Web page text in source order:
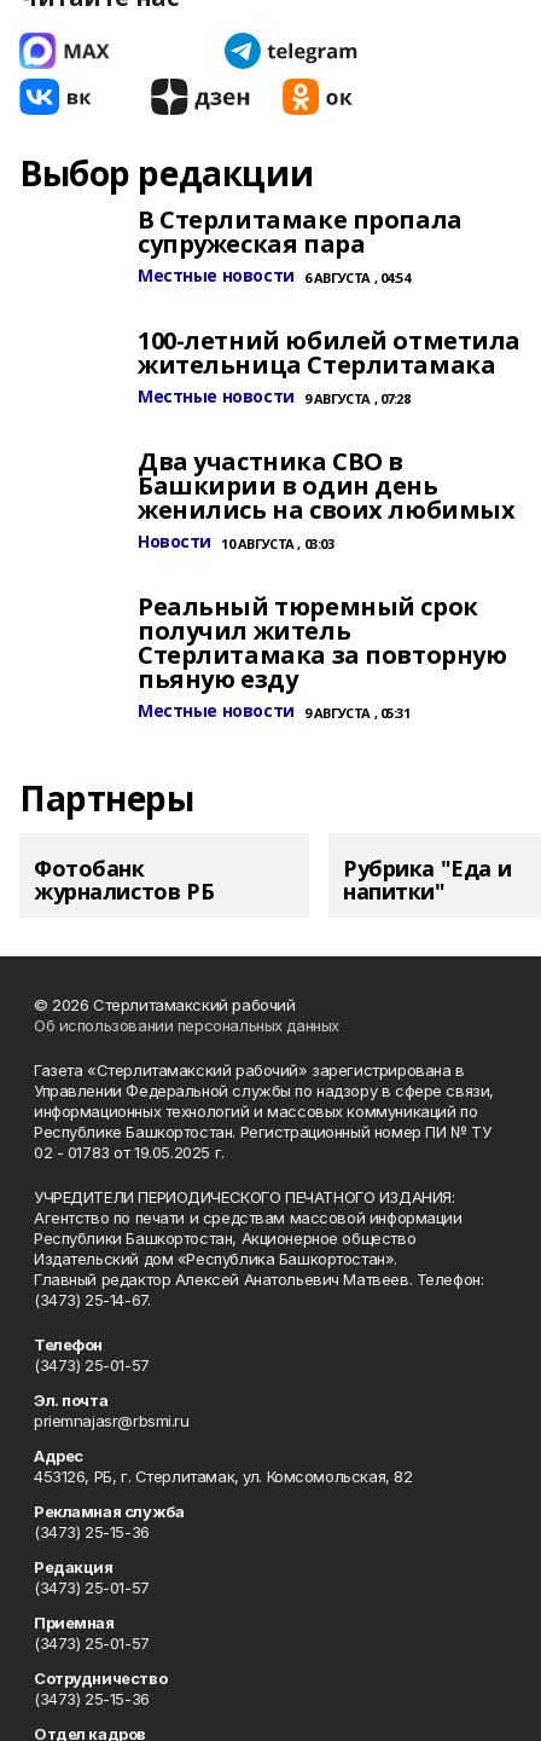
Выбор редакции
В Стерлитамаке пропала
супружеская пара
Местные новости 6 АВГУСТА , 04:54
100-летний юбилей отметила
жительница Стерлитамака
Местные новости 9 АВГУСТА , 07:28
Два участника СВО в
Башкирии в один день
женились на своих любимых
Новости 10 АВГУСТА , 03:03
Реальный тюремный срок
получил житель
Стерлитамака за повторную
пьяную езду
Местные новости 9 АВГУСТА , 05:31
Партнеры
Фотобанк
журналистов РБ
Рубрика "Еда и
напитки"
© 2026 Стерлитамакский рабочий
Об использовании персональных данных
Газета «Стерлитамакский рабочий» зарегистрирована в
Управлении Федеральной службы по надзору в сфере связи,
информационных технологий и массовых коммуникаций по
Республике Башкортостан. Регистрационный номер ПИ № ТУ
02 - 01783 от 19.05.2025 г.
УЧРЕДИТЕЛИ ПЕРИОДИЧЕСКОГО ПЕЧАТНОГО ИЗДАНИЯ:
Агентство по печати и средствам массовой информации
Республики Башкортостан, Акционерное общество
Издательский дом «Республика Башкортостан».
Главный редактор Алексей Анатольевич Матвеев. Телефон:
(3473) 25-14-67.
Телефон
(3473) 25-01-57
Эл. почта
priemnajasr@rbsmi.ru
Адрес
453126, РБ, г. Стерлитамак, ул. Комсомольская, 82
Рекламная служба
(3473) 25-15-36
Редакция
(3473) 25-01-57
Приемная
(3473) 25-01-57
Сотрудничество
(3473) 25-15-36
Отдел кадров